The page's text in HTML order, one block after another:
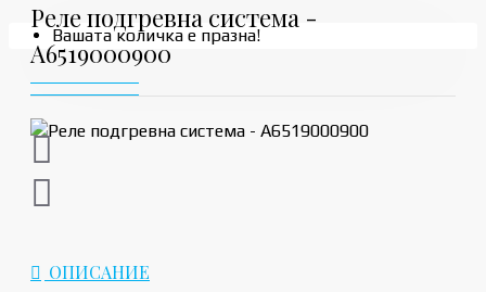
Вашата количка е празна!
Реле подгревна система -
A6519000900
ОПИСАНИЕ